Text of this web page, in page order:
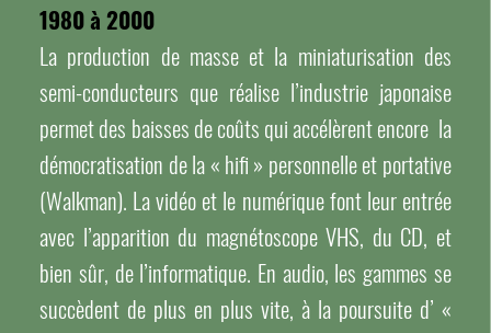
1980 à 2000
La production de masse et la miniaturisation des
semi-conducteurs que réalise l’industrie japonaise
permet des baisses de coûts qui accélèrent encore la
démocratisation de la « hifi » personnelle et portative
(Walkman). La vidéo et le numérique font leur entrée
avec l’apparition du magnétoscope VHS, du CD, et
bien sûr, de l’informatique. En audio, les gammes se
succèdent de plus en plus vite, à la poursuite d’ «